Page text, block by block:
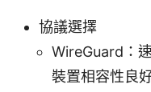
協議選擇
WireGuard：
裝置相容性良